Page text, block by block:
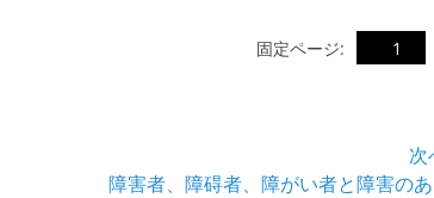
固定ページ: 1
障害者、障碍者、障がい者と障害の